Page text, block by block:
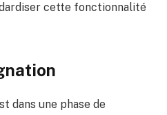
cette fonctionnalité
dans une phase de